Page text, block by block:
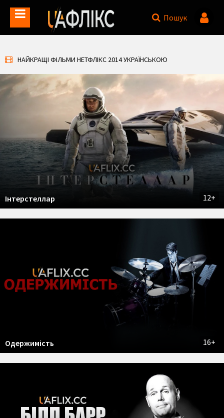
Пошук
НАЙКРАЩІ ФІЛЬМИ НЕТФЛІКС 2014 УКРАЇНСЬКОЮ
12+
Інтерстеллар
16+
Одержимість